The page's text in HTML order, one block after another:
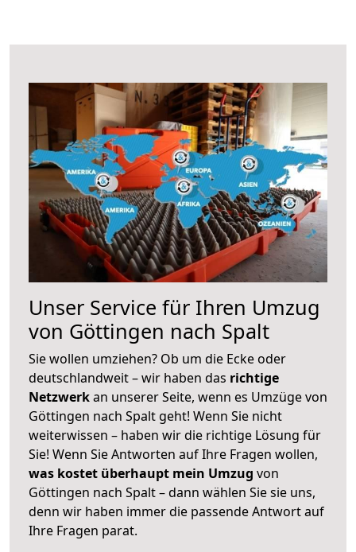
Unser Service für Ihren Umzug
von Göttingen nach Spalt
Sie wollen umziehen? Ob um die Ecke oder
deutschlandweit – wir haben das richtige
Netzwerkan unserer Seite, wenn es Umzüge von
Göttingen nach Spalt geht! Wenn Sie nicht
weiterwissen – haben wir die richtige Lösung für
Sie! Wenn Sie Antworten auf Ihre Fragen wollen,
was kostet überhaupt mein Umzug von
Göttingen nach Spalt – dann wählen Sie sie uns,
denn wir haben immer die passende Antwort auf
Ihre Fragen parat.